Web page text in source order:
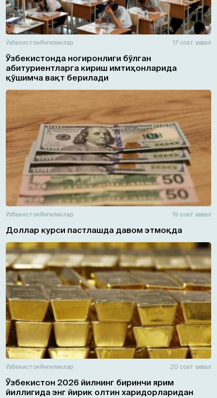
ЎзбекистонЯнгиликлар 17 соат аввал
Ўзбекистонда ногиронлиги бўлган
абитуриентларга кириш имтиҳонларида
қўшимча вақт берилади
ЎзбекистонЯнгиликлар 19 соат аввал
Доллар курси пастлашда давом этмоқда
ЎзбекистонЯнгиликлар 20 соат аввал
Ўзбекистон 2026 йилнинг биринчи ярим
йиллигида энг йирик олтин харидорларидан